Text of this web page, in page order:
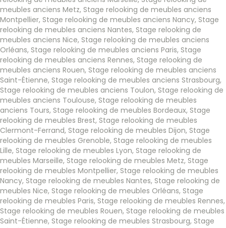
meubles anciens Metz, Stage relooking de meubles anciens
Montpellier, Stage relooking de meubles anciens Nancy, Stage
relooking de meubles anciens Nantes, Stage relooking de
meubles anciens Nice, Stage relooking de meubles anciens
Orléans, Stage relooking de meubles anciens Paris, Stage
relooking de meubles anciens Rennes, Stage relooking de
meubles anciens Rouen, Stage relooking de meubles anciens
Saint-Étienne, Stage relooking de meubles anciens Strasbourg,
Stage relooking de meubles anciens Toulon, Stage relooking de
meubles anciens Toulouse, Stage relooking de meubles
anciens Tours, Stage relooking de meubles Bordeaux, Stage
relooking de meubles Brest, Stage relooking de meubles
Clermont-Ferrand, Stage relooking de meubles Dijon, Stage
relooking de meubles Grenoble, Stage relooking de meubles
Lille, Stage relooking de meubles Lyon, Stage relooking de
meubles Marseille, Stage relooking de meubles Metz, Stage
relooking de meubles Montpellier, Stage relooking de meubles
Nancy, Stage relooking de meubles Nantes, Stage relooking de
meubles Nice, Stage relooking de meubles Orléans, Stage
relooking de meubles Paris, Stage relooking de meubles Rennes,
Stage relooking de meubles Rouen, Stage relooking de meubles
Saint-Étienne, Stage relooking de meubles Strasbourg, Stage